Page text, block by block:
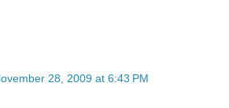
28, 2009 at 6:43 PM